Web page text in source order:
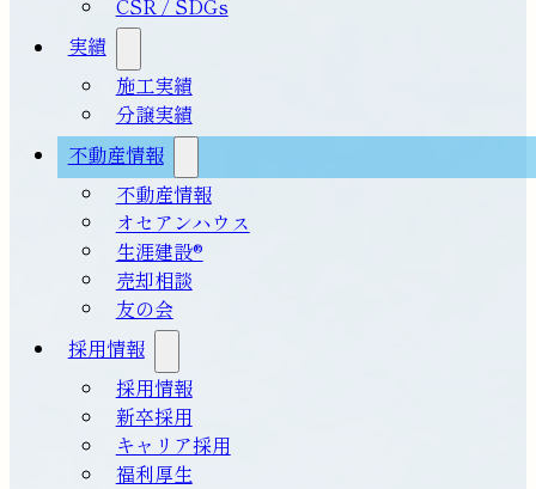
CSR / SDGs
実績
施工実績
分譲実績
不動産情報
不動産情報
オセアンハウス
生涯建設®
売却相談
友の会
採用情報
採用情報
新卒採用
キャリア採用
福利厚生